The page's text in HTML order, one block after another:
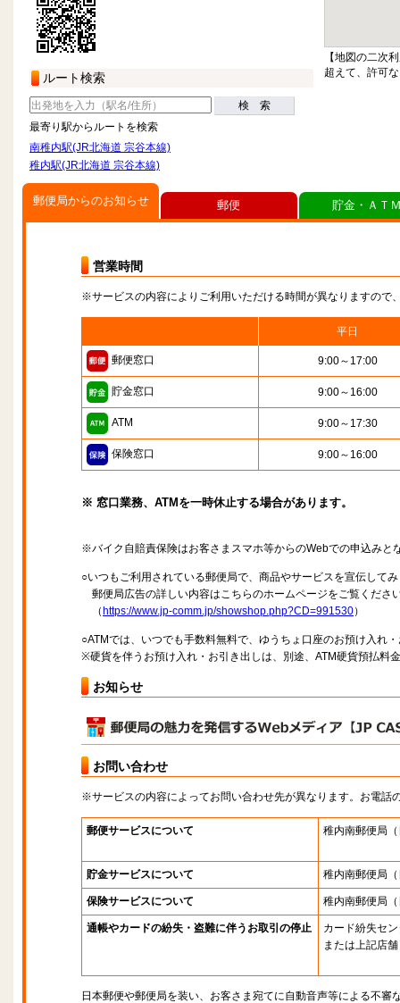
ルート検索
検 索
最寄り駅からルートを検索
南稚内駅(JR北海道 宗谷本線)
稚内駅(JR北海道 宗谷本線)
【地図の二次
超えて、許可
郵便局からのお知らせ
営業時間
※サービスの内容によりご利用いただける時間が異なりますので
平日
郵便窓口 9:00～17:00
貯金窓口 9:00～16:00
ATM 9:00～17:30
保険窓口 9:00～16:00
※ 窓口業務、ATMを一時休止する場合があります。
※バイク自賠責保険はお客さまスマホ等からのWebでの申込みと
○いつもご利用されている郵便局で、商品やサービスを宣伝して
郵便局広告の詳しい内容はこちらのホームページをご覧くださ
（ https://www.jp-comm.jp/showshop.php?CD=991530）
○ATMでは、いつでも手数料無料で、ゆうちょ口座のお預け入れ
※硬貨を伴うお預け入れ・お引き出しは、別途、ATM硬貨預払料
お知らせ
お問い合わせ
※サービスの内容によってお問い合わせ先が異なります。お電話
郵便サービスについて 稚内南郵便局
貯金サービスについて 稚内南郵便局
保険サービスについて 稚内南郵便局
通帳やカードの紛失・盗難に伴うお取引の停止
カード紛失セ
または上記店舗
日本郵便や郵便局を装い、お客さま宛てに自動音声等による不審
郵便 貯金・ＡＴ